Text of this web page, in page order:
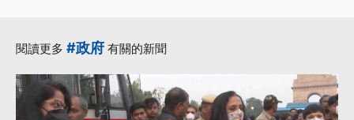
閱讀更多 #政府 有關的新聞